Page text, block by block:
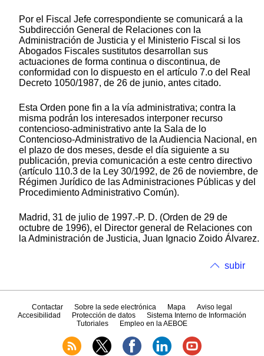
Por el Fiscal Jefe correspondiente se comunicará a la
Subdirección General de Relaciones con la
Administración de Justicia y el Ministerio Fiscal si los
Abogados Fiscales sustitutos desarrollan sus
actuaciones de forma continua o discontinua, de
conformidad con lo dispuesto en el artículo 7.o del Real
Decreto 1050/1987, de 26 de junio, antes citado.
Esta Orden pone fin a la vía administrativa; contra la
misma podrán los interesados interponer recurso
contencioso-administrativo ante la Sala de lo
Contencioso-Administrativo de la Audiencia Nacional, en
el plazo de dos meses, desde el día siguiente a su
publicación, previa comunicación a este centro directivo
(artículo 110.3 de la Ley 30/1992, de 26 de noviembre, de
Régimen Jurídico de las Administraciones Públicas y del
Procedimiento Administrativo Común).
Madrid, 31 de julio de 1997.-P. D. (Orden de 29 de
octubre de 1996), el Director general de Relaciones con
la Administración de Justicia, Juan Ignacio Zoido Álvarez.
subir
Contactar Sobre la sede electrónica Mapa
Aviso legal
Accesibilidad
Protección de datos
Sistema Interno de Información
Tutoriales
Empleo en la AEBOE